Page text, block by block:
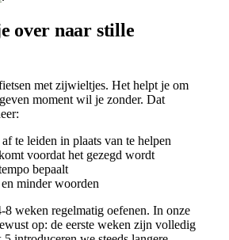
over naar stille
met zijwieltjes. Het helpt je om
moment wil je zonder. Dat
te leiden in plaats van te helpen
voordat het gezegd wordt
bepaalt
minder woorden
8 weken regelmatig oefenen. In onze
op: de eerste weken zijn volledig